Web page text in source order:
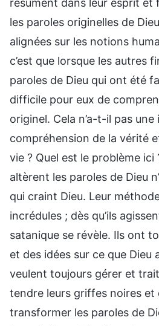
les paroles originelles de
alignées sur les notions
c’est que lorsque les autres
paroles de Dieu qui ont été
difficile pour eux de
originel. Cela n’a-t-il pas
compréhension de la vérité
vie ? Quel est le problème ici
altèrent les paroles de Dieu
qui craint Dieu. Leur
incrédules ; dès qu’ils
satanique se révèle. Ils ont
et des idées sur ce que Dieu
veulent toujours gérer et
tendre leurs griffes noires et
transformer les paroles de